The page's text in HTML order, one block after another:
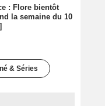
: Flore bientôt
la semaine du 10
& Séries